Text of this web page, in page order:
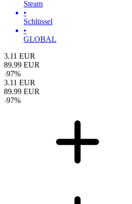
Steam
•
Schlüssel
•
GLOBAL
3.11 EUR
89.99 EUR
-97%
3.11 EUR
89.99 EUR
-97%